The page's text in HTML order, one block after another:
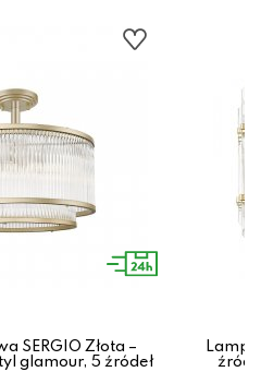
SERGIO Złota –
glamour, 5 źródeł